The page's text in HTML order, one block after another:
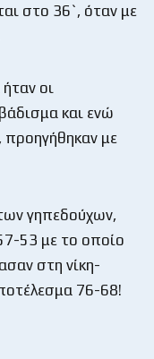
στο 36`, όταν με
οι
και ενώ
με
γηπεδούχων,
53 με το οποίο
στη νίκη-
76-68!